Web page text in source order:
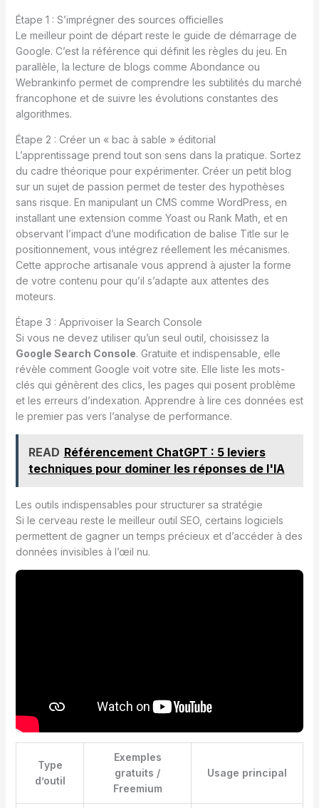
Étape 1 : S’imprégner des sources officielles
Le meilleur point de départ reste le guide de démarrage de
Google. C’est la référence qui définit les règles du jeu. En
parallèle, la lecture de blogs comme Abondance ou
Webrankinfo permet de comprendre les subtilités du marché
francophone et de suivre les évolutions constantes des
algorithmes.
Étape 2 : Créer un « bac à sable » éditorial
L’apprentissage prend tout son sens dans la pratique. Sortez
du cadre théorique pour expérimenter. Créer un petit blog
sur un sujet de passion permet de tester des hypothèses
sans risque. En manipulant un CMS comme WordPress, en
installant une extension comme Yoast ou Rank Math, et en
observant l’impact d’une modification de balise Title sur le
positionnement, vous intégrez réellement les mécanismes.
Cette approche artisanale vous apprend à ajuster la forme
de votre contenu pour qu’il s’adapte aux attentes des
moteurs.
Étape 3 : Apprivoiser la Search Console
Si vous ne devez utiliser qu’un seul outil, choisissez la
Google Search Console. Gratuite et indispensable, elle
révèle comment Google voit votre site. Elle liste les mots-
clés qui génèrent des clics, les pages qui posent problème
et les erreurs d’indexation. Apprendre à lire ces données est
le premier pas vers l’analyse de performance.
READ Référencement ChatGPT : 5 leviers
techniques pour dominer les réponses de l'IA
Les outils indispensables pour structurer sa stratégie
Si le cerveau reste le meilleur outil SEO, certains logiciels
permettent de gagner un temps précieux et d’accéder à des
données invisibles à l’œil nu.
Type
d’outil
Exemples
gratuits /
Freemium
Usage principal